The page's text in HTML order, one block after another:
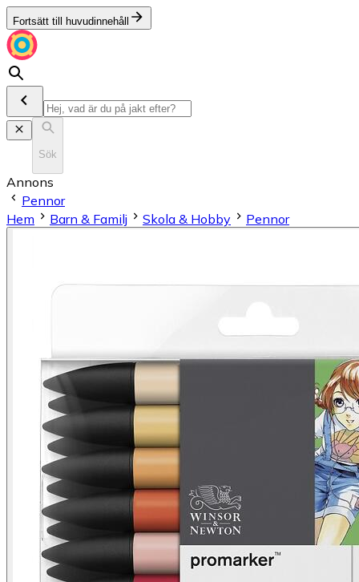
Fortsätt till huvudinnehåll
Sök
Annons
Pennor
Hem
Barn & Familj Skola & Hobby Pennor